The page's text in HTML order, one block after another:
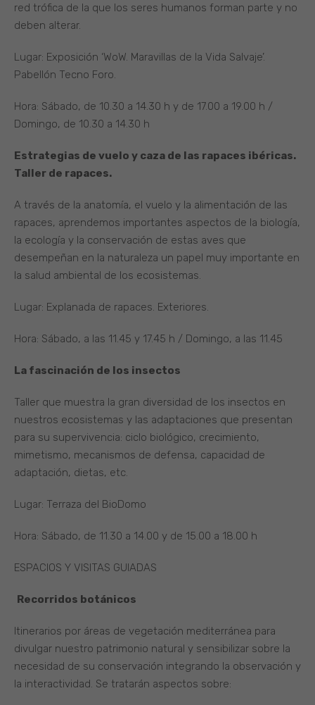
red trófica de la que los seres humanos forman parte y no
deben alterar.
Lugar: Exposición ‘WoW. Maravillas de la Vida Salvaje’.
Pabellón Tecno Foro.
Hora: Sábado, de 10.30 a 14.30 h y de 17.00 a 19.00 h /
Domingo, de 10.30 a 14.30 h
Estrategias de vuelo y caza de las rapaces ibéricas.
Taller de rapaces.
A través de la anatomía, el vuelo y la alimentación de las
rapaces, aprendemos importantes aspectos de la biología,
la ecología y la conservación de estas aves que
desempeñan en la naturaleza un papel muy importante en
la salud ambiental de los ecosistemas.
Lugar: Explanada de rapaces. Exteriores.
Hora: Sábado, a las 11.45 y 17.45 h / Domingo, a las 11.45
La fascinación de los insectos
Taller que muestra la gran diversidad de los insectos en
nuestros ecosistemas y las adaptaciones que presentan
para su supervivencia: ciclo biológico, crecimiento,
mimetismo, mecanismos de defensa, capacidad de
adaptación, dietas, etc.
Lugar: Terraza del BioDomo
Hora: Sábado, de 11.30 a 14.00 y de 15.00 a 18.00 h
ESPACIOS Y VISITAS GUIADAS
Recorridos botánicos
Itinerarios por áreas de vegetación mediterránea para
divulgar nuestro patrimonio natural y sensibilizar sobre la
necesidad de su conservación integrando la observación y
la interactividad. Se tratarán aspectos sobre: